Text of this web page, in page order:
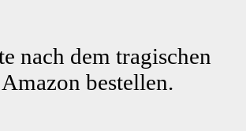
nach dem tragischen
bestellen.